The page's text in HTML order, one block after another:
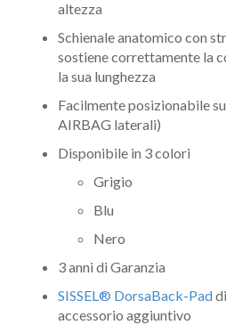
altezza
Schienale anatomico con
sostiene correttamente la
la sua lunghezza
Facilmente posizionabile
AIRBAG laterali)
Disponibile in 3 colori
Grigio
Blu
Nero
3 anni di Garanzia
SISSEL® DorsaBack-Pad
accessorio aggiuntivo